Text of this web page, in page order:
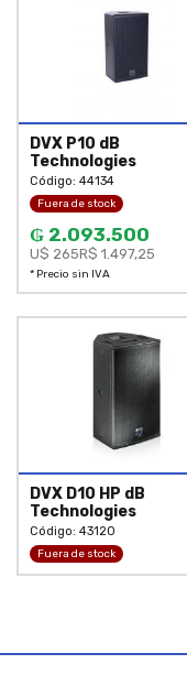
DVX P10 dB
Technologies
Código: 44134
Fuera de stock
₲ 2.093.500
U$ 265R$ 1.497,25
* Precio sin IVA
DVX D10 HP dB
Technologies
Código: 43120
Fuera de stock